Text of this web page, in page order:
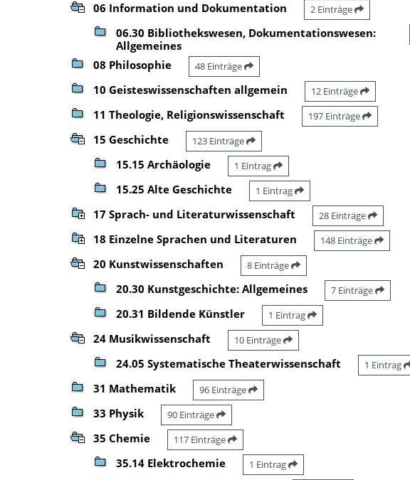
06 Information und Dokumentation 2 Einträge
06.30 Bibliothekswesen, Dokumentationswesen:
Allgemeines
08 Philosophie 48 Einträge
10 Geisteswissenschaften allgemein 12 Einträge
11 Theologie, Religionswissenschaft 197 Einträge
15 Geschichte 123 Einträge
15.15 Archäologie 1 Eintrag
15.25 Alte Geschichte 1 Eintrag
17 Sprach- und Literaturwissenschaft 28 Einträge
18 Einzelne Sprachen und Literaturen 148 Einträge
20 Kunstwissenschaften 8 Einträge
20.30 Kunstgeschichte: Allgemeines 7 Einträge
20.31 Bildende Künstler 1 Eintrag
24 Musikwissenschaft 10 Einträge
24.05 Systematische Theaterwissenschaft 1 Eintrag
31 Mathematik 96 Einträge
33 Physik 90 Einträge
35 Chemie 117 Einträge
35.14 Elektrochemie 1 Eintrag